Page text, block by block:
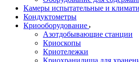
Камеры испытательные и
Кондуктометры
Криооборудование
Азотдобывающие станции
Криоскопы
Криотележки
Криохранилища для